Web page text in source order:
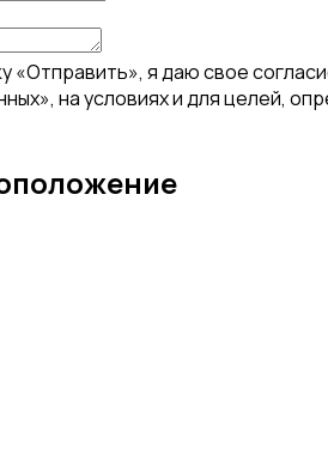
«Отправить», я даю свое
на условиях и для целей,